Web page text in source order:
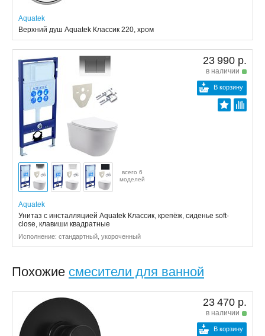
Aquatek
Верхний душ Aquatek Классик 220, хром
23 990 р.
в наличии
В корзину
всего 6
моделей
Aquatek
Унитаз с инсталляцией Aquatek Классик, крепёж, сиденье soft-
close, клавиши квадратные
Исполнение: стандартный, укороченный
Похожие смесители для ванной
23 470 р.
в наличии
В корзину